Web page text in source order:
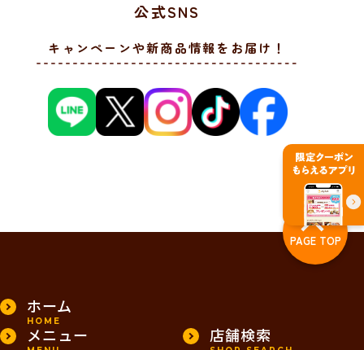
公式SNS
キャンペーンや新商品情報をお届け！
PAGE TOP
ホーム
HOME
メニュー 店舗検索